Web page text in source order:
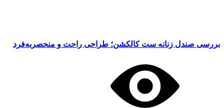
بررسی صندل زنانه ست کالکشن؛ طراحی راحت و منحصربه‌فرد